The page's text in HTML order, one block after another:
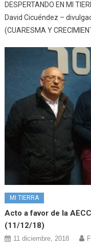
DESPERTANDO EN MI
David Cicuéndez –
(CUARESMA Y
MI TIERRA
Acto a favor de la
(11/12/18)
11 diciembre, 2018